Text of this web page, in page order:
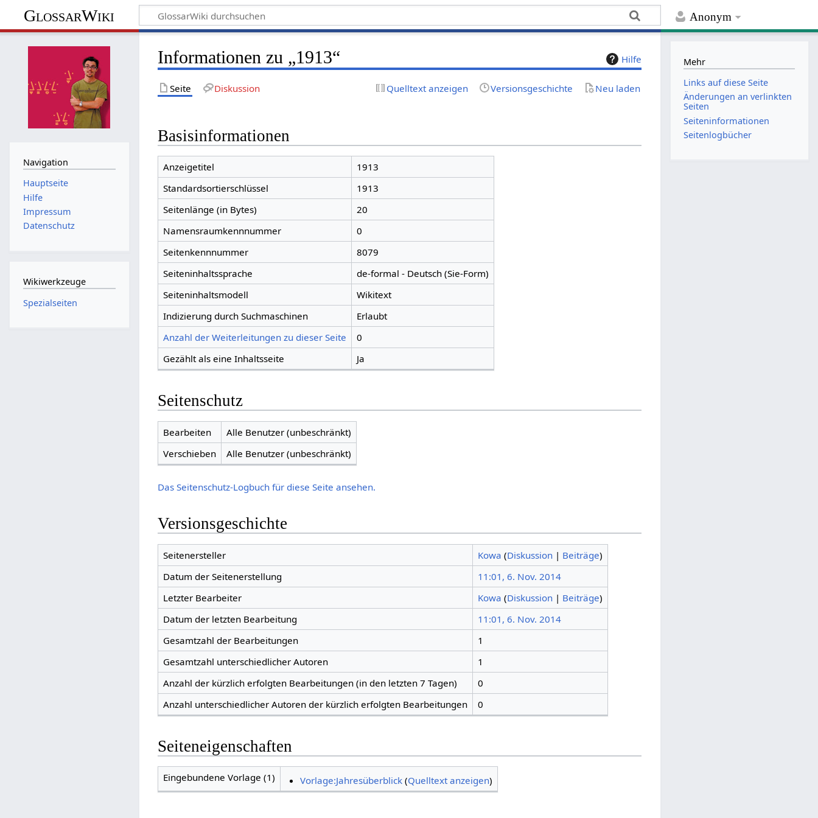
Anonym
GlossarWiki
Hilfe
Informationen zu „1913“
Seite Diskussion Quelltext anzeigen Versionsgeschichte Neu laden
Basisinformationen
Anzeigetitel
1913
Standardsortierschlüssel
1913
Seitenlänge (in Bytes)
20
Namensraumkennnummer
0
Seitenkennnummer
8079
Seiteninhaltssprache
de-formal - Deutsch (Sie-Form)
Seiteninhaltsmodell
Wikitext
Indizierung durch Suchmaschinen
Erlaubt
Anzahl der Weiterleitungen zu dieser Seite
0
Gezählt als eine Inhaltsseite
Ja
Seitenschutz
Bearbeiten
Alle Benutzer (unbeschränkt)
Verschieben
Alle Benutzer (unbeschränkt)
Das Seitenschutz-Logbuch für diese Seite ansehen.
Versionsgeschichte
Seitenersteller Kowa (Diskussion| Beiträge)
Datum der Seitenerstellung
11:01, 6. Nov. 2014
Letzter Bearbeiter
Kowa (Diskussion| Beiträge)
Datum der letzten Bearbeitung
11:01, 6. Nov. 2014
Gesamtzahl der Bearbeitungen
1
Gesamtzahl unterschiedlicher Autoren
1
Anzahl der kürzlich erfolgten Bearbeitungen (in den letzten 7 Tagen)
0
Anzahl unterschiedlicher Autoren der kürzlich erfolgten Bearbeitungen
0
Seiteneigenschaften
Eingebundene Vorlage (1) Vorlage:Jahresüberblick (Quelltext anzeigen)
Navigation
Hauptseite
Hilfe
Impressum
Datenschutz
Wikiwerkzeuge
Spezialseiten
Mehr
Links auf diese Seite
Änderungen an verlinkten
Seiten
Seiten­­informationen
Seitenlogbücher